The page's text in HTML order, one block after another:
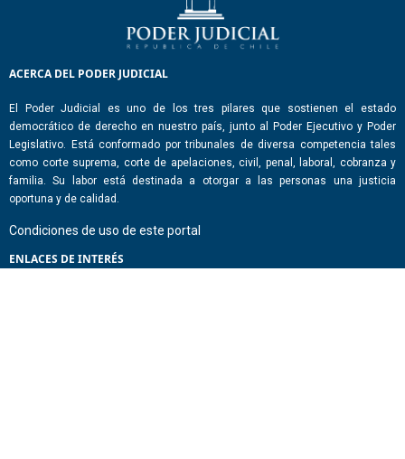
ACERCA DEL PODER JUDICIAL
El Poder Judicial es uno de los tres pilares que sostienen el estado
democrático de derecho en nuestro país, junto al Poder Ejecutivo y Poder
Legislativo. Está conformado por tribunales de diversa competencia tales
como corte suprema, corte de apelaciones, civil, penal, laboral, cobranza y
familia. Su labor está destinada a otorgar a las personas una justicia
oportuna y de calidad.
Condiciones de uso de este portal
ENLACES DE INTERÉS